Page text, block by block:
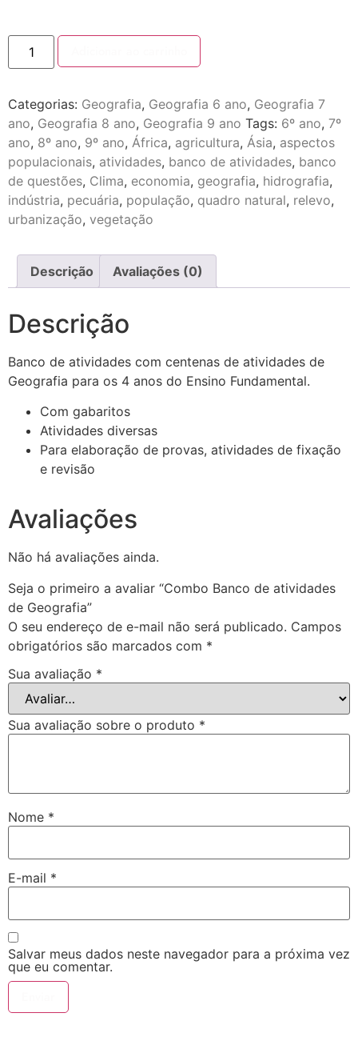
Categorias: Geografia, Geografia 6 ano, Geografia 7
ano, Geografia 8 ano, Geografia 9 ano Tags: 6º ano, 7º
ano, 8º ano, 9º ano, África, agricultura, Ásia, aspectos
populacionais, atividades, banco de atividades, banco
de questões, Clima, economia, geografia, hidrografia,
indústria, pecuária, população, quadro natural, relevo,
urbanização, vegetação
Descrição Avaliações (0)
Descrição
Banco de atividades com centenas de atividades de
Geografia para os 4 anos do Ensino Fundamental.
Com gabaritos
Atividades diversas
Para elaboração de provas, atividades de fixação
e revisão
Avaliações
Não há avaliações ainda.
Seja o primeiro a avaliar “Combo Banco de atividades
de Geografia”
O seu endereço de e-mail não será publicado. Campos
obrigatórios são marcados com *
Sua avaliação *
Sua avaliação sobre o produto *
Nome *
E-mail *
Salvar meus dados neste navegador para a próxima vez
que eu comentar.